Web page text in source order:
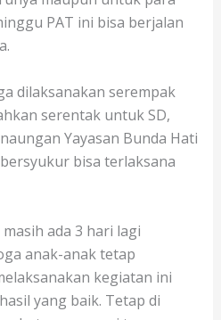
PAT ini bisa berjalan
dilaksanakan serempak
serentak untuk SD,
Yayasan Bunda Hati
bisa terlaksana
ada 3 hari lagi
anak-anak tetap
kegiatan ini
yang baik. Tetap di